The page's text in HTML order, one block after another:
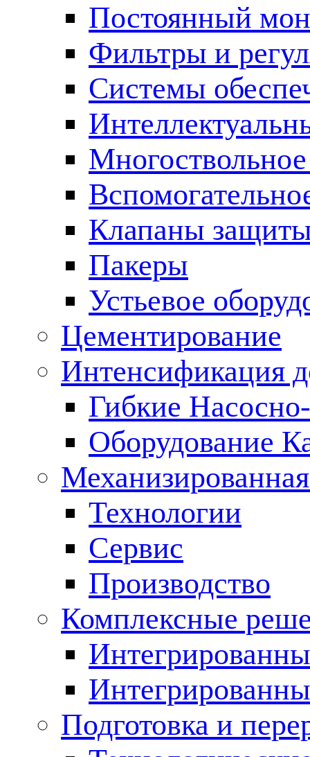
Постоянный
Фильтры и
Cистемы
Клапаны
Пакеры
Устьевое
Цементирование
Интенсификация
Гибкие
Оборудование
Технологии
Сервис
Производство
Комплексные
Подготовка и